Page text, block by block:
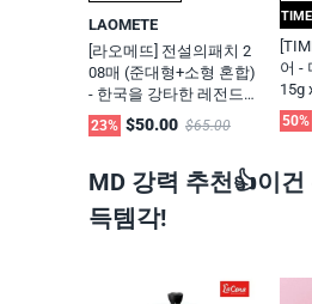
LAOMETE
[라오메뜨] 전설의패치 2
08매 (준대형+소형 혼합)
- 한국을 강타한 레전드
파스, 무릎 어깨 허리 관
절근육 통증 케어 쿨 한
23% $50.00 $65.00
어 -
15g
50%
MD 강력 추천👍이건
득템각!